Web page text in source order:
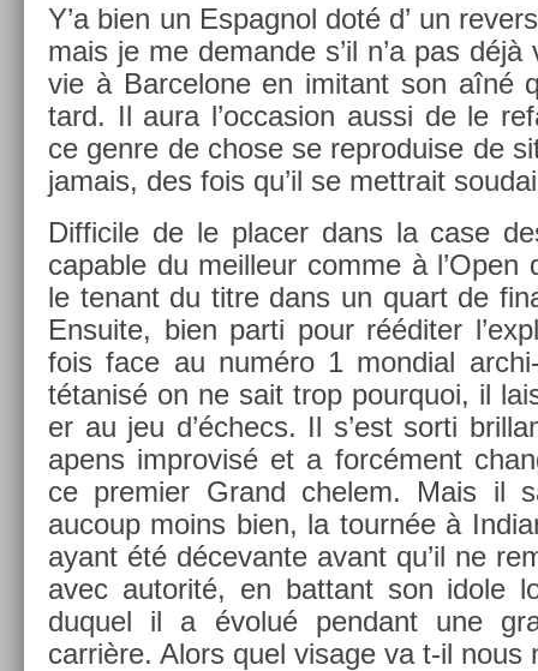
Y’a bien un Es­pagnol doté d’ un
mais je me de­man­de s’il n’a pas déjà
vie à Bar­celone en im­itant son aîné
tard. Il aura l’oc­cas­ion aussi de le
ce genre de chose se re­produ­ise de
jamais, des fois qu’il se mettrait
Dif­ficile de le plac­er dans la case
cap­able du meil­leur comme à l’Open
le tenant du titre dans un quart de
En­suite, bien parti pour rééditer
fois face au numéro 1 mon­di­al
tétanisé on ne sait trop pour­quoi, il
er au jeu d’échecs. Il s’est sorti
apens im­provisé et a forcément
ce pre­mi­er Grand chelem. Mais il
aucoup moins bien, la tournée à
ayant été décevan­te avant qu’il ne
avec auto­rité, en bat­tant son idole
duquel il a évolué pen­dant une
carrière. Alors quel visage va t-il nous